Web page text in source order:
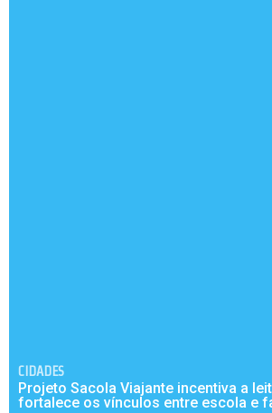
CIDADES
Projeto Sacola Viajante incentiva a
fortalece os vínculos entre escola e